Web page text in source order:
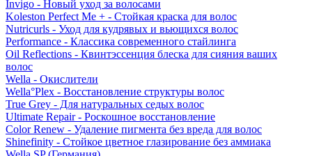
Invigo - Новый уход за волосами
Koleston Perfect Me + - Стойкая краска для волос
Nutricurls - Уход для кудрявых и вьющихся волос
Performance - Классика современного стайлинга
Oil Reflections - Квинтэссенция блеска для сияния ваших
волос
Wella - Окислители
Wella°Plex - Восстановление структуры волос
True Grey - Для натуральных седых волос
Ultimate Repair - Роскошное восстановление
Color Renew - Удаление пигмента без вреда для волос
Shinefinity - Стойкое цветное глазирование без аммиака